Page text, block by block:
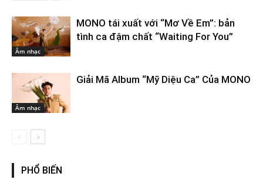
Âm nhạc
MONO tái xuất với “Mơ Về Em”: bản
tình ca đậm chất “Waiting For You”
Âm nhạc
Giải Mã Album “Mỹ Diệu Ca” Của MONO
PHỔ BIẾN